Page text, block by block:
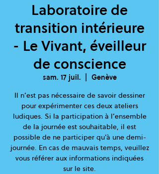
Laboratoire de
transition intérieure
- Le Vivant, éveilleur
de conscience
sam. 17 juil.
Genève
Il n’est pas nécessaire de savoir dessiner
pour expérimenter ces deux ateliers
ludiques. Si la participation à l’ensemble
de la journée est souhaitable, il est
possible de ne participer qu’à une demi-
journée. En cas de mauvais temps, veuillez
vous référer aux informations indiquées
sur le site.